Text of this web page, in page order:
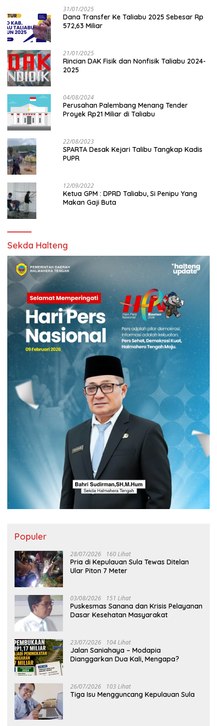
31/01/2025
Dana Transfer Ke Taliabu 2025 Sebesar Rp
572,63 Miliar
21/01/2025
Rincian DAK Fisik dan Nonfisik Taliabu 2024-
2025
04/08/2024
Perusahan Palembang Menang Tender
Proyek Rp21 Miliar di Taliabu
22/08/2023
SPARTA Desak Kejari Talibu Tangkap Kadis
PUPR
12/09/2022
Ketua GPM : DPRD Taliabu, Si Penipu Yang
Makan Gaji Buta
Sekda Halteng
Populer
28/07/2026 160 Lihat
Pria di Kepulauan Sula Tewas Ditelan
Ular Piton 7 Meter
03/08/2026 151 Lihat
Puskesmas Sanana dan Krisis Pelayanan
Dasar Kesehatan Masyarakat
23/07/2026 104 Lihat
Jalan Saniahaya – Modapia
Dianggarkan Dua Kali, Mengapa?
26/07/2026 103 Lihat
Tiga Isu Mengguncang Kepulauan Sula